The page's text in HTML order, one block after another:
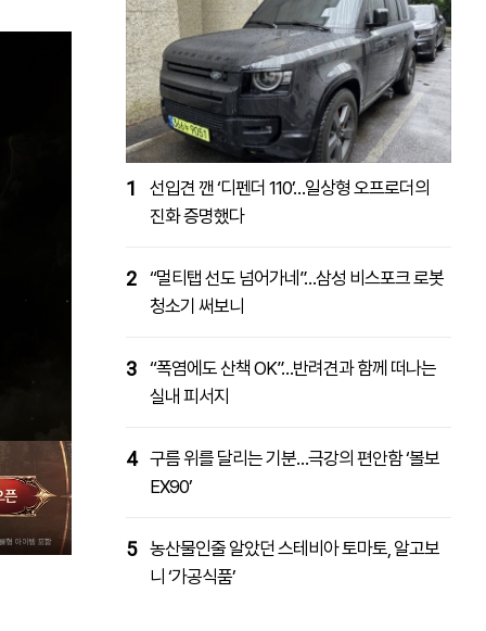
1
선입견 깬 ‘디펜더 110’…일상형 오프로더의
진화 증명했다
2 “멀티탭 선도 넘어가네”…삼성 비스포크 로봇
청소기 써보니
3 “폭염에도 산책 OK”…반려견과 함께 떠나는
실내 피서지
4 구름 위를 달리는 기분…극강의 편안함 ‘볼보
EX90’
5 농산물인줄 알았던 스테비아 토마토, 알고보
니 ‘가공식품’